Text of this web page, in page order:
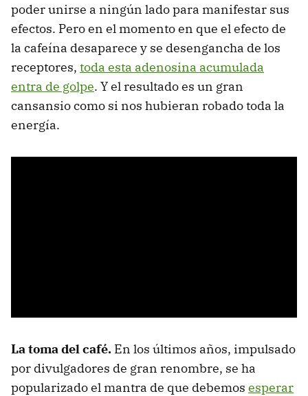
poder unirse a ningún lado para manifestar sus
efectos. Pero en el momento en que el efecto de
la cafeína desaparece y se desengancha de los
receptores, toda esta adenosina acumulada
entra de golpe. Y el resultado es un gran
cansansio como si nos hubieran robado toda la
energía.
La toma del café. En los últimos años, impulsado
por divulgadores de gran renombre, se ha
popularizado el mantra de que debemos esperar